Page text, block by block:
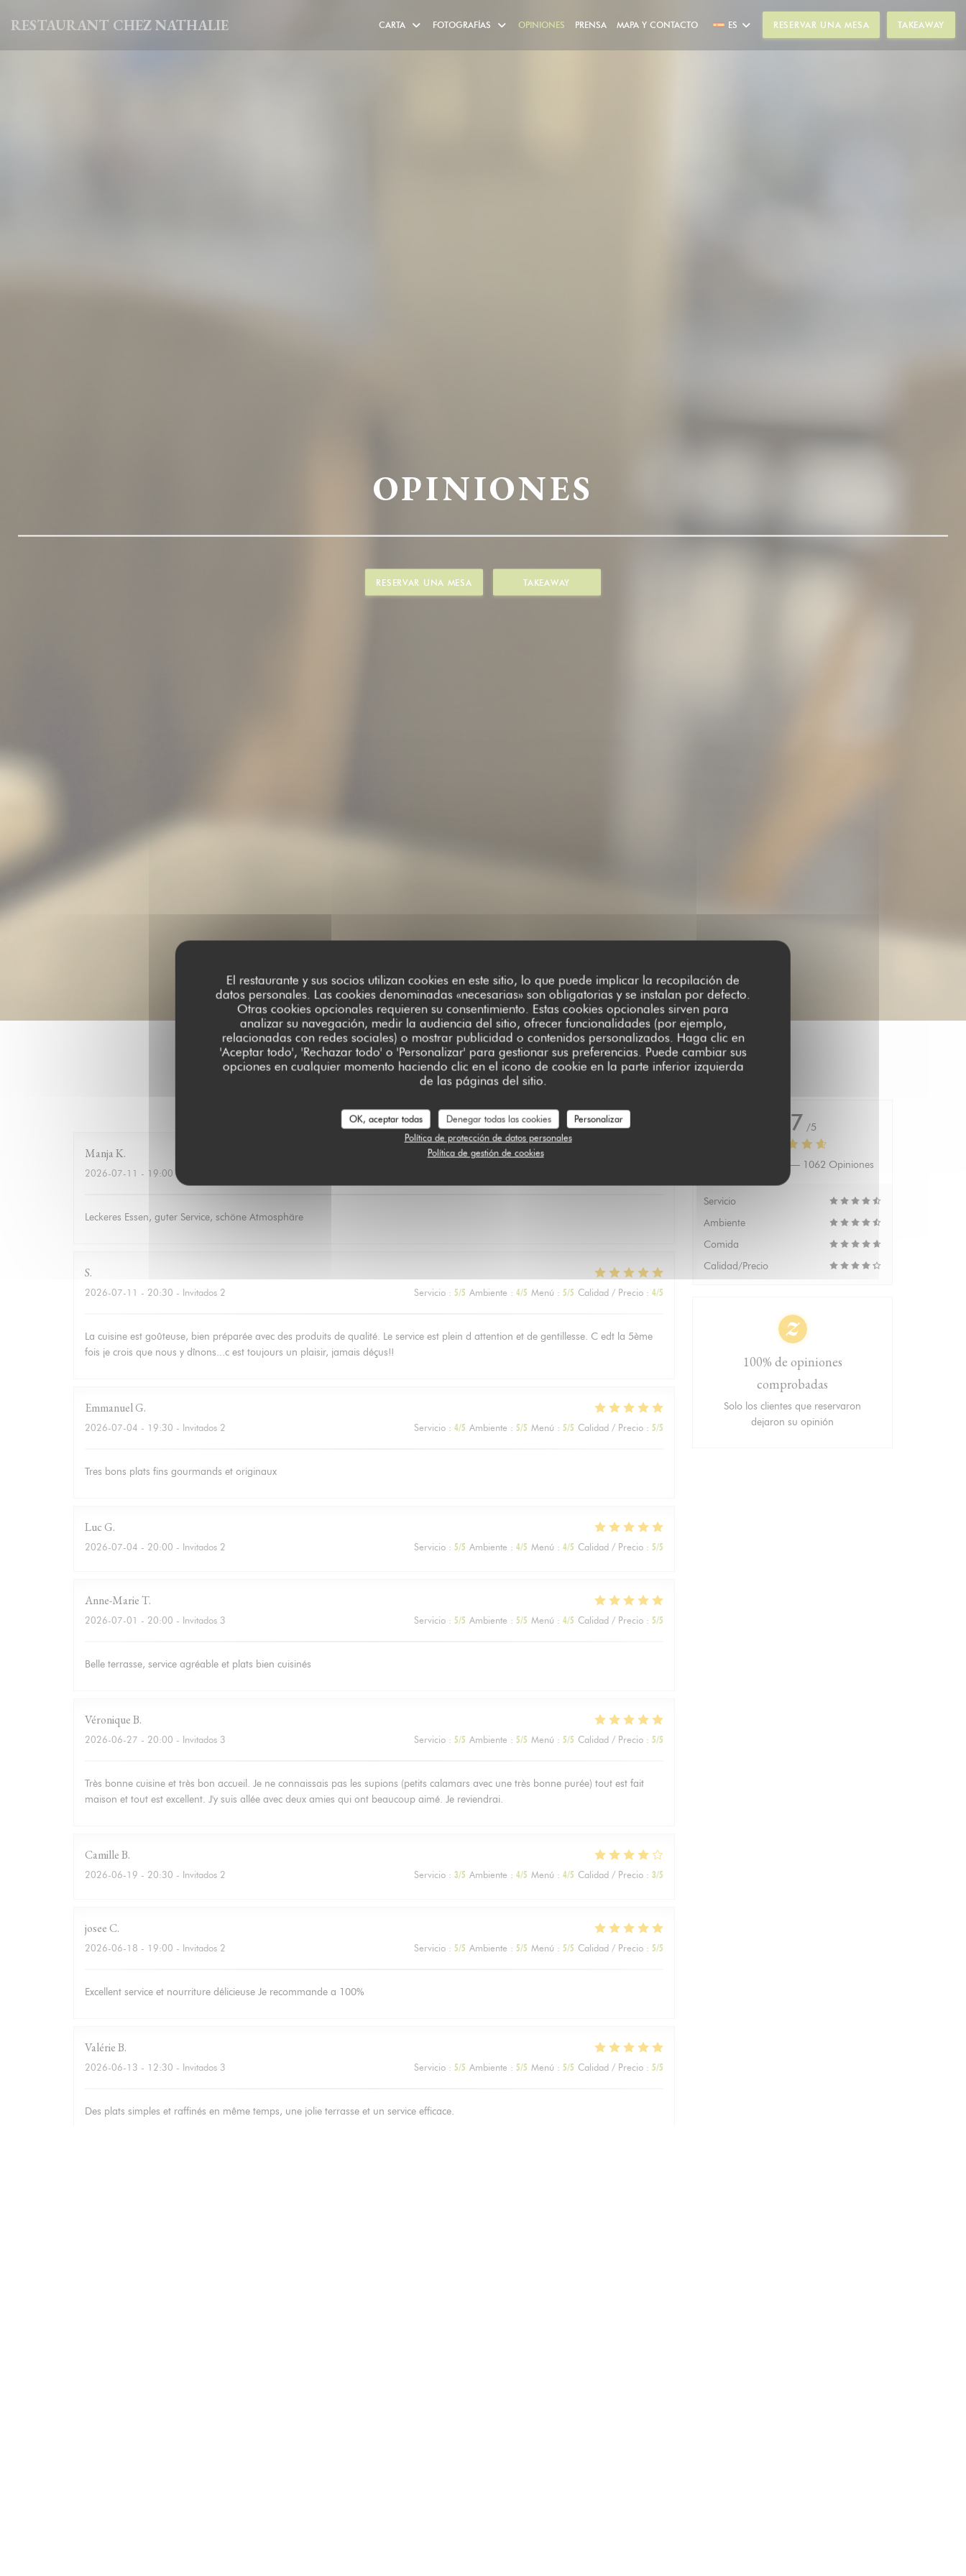
El restaurante y sus socios utilizan cookies en este sitio, lo que puede implicar la recopilación de
datos personales. Las cookies denominadas «necesarias» son obligatorias y se instalan por defecto.
Otras cookies opcionales requieren su consentimiento. Estas cookies opcionales sirven para
analizar su navegación, medir la audiencia del sitio, ofrecer funcionalidades (por ejemplo,
relacionadas con redes sociales) o mostrar publicidad o contenidos personalizados. Haga clic en
'Aceptar todo', 'Rechazar todo' o 'Personalizar' para gestionar sus preferencias. Puede cambiar sus
opciones en cualquier momento haciendo clic en el icono de cookie en la parte inferior izquierda
de las páginas del sitio.
OK, aceptar todas Denegar todas las cookies
Personalizar
Política de protección de datos personales
Política de gestión de cookies
RESTAURANT CHEZ NATHALIE CARTA FOTOGRAFÍAS OPINIONES PRENSA MAPA Y CONTACTO ES RESERVAR UNA MESA TAKEAWAY
OPINIONES
RESERVAR UNA MESA TAKEAWAY
Las opiniones de nuestros clientes
ManjaK
2026-07-11 - 19:00 - Invitados 10
Leckeres Essen, guter Service, schöne Atmosphäre
S
2026-07-11 - 20:30 - Invitados 2 Servicio : 5/5 Ambiente : 4/5 Menú : 5/5 Calidad / Precio : 4/5
La cuisine est goûteuse, bien préparée avec des produits de qualité. Le service est plein d attention et de gentillesse. C edt la 5ème
fois je crois que nous y dînons...c est toujours un plaisir, jamais déçus!!
EmmanuelG
2026-07-04 - 19:30 - Invitados 2 Servicio : 4/5 Ambiente : 5/5 Menú : 5/5 Calidad / Precio : 5/5
Tres bons plats fins gourmands et originaux
LucG
2026-07-04 - 20:00 - Invitados 2 Servicio : 5/5 Ambiente : 4/5 Menú : 4/5 Calidad / Precio : 5/5
Anne-MarieT
2026-07-01 - 20:00 - Invitados 3 Servicio : 5/5 Ambiente : 5/5 Menú : 4/5 Calidad / Precio : 5/5
Belle terrasse, service agréable et plats bien cuisinés
VéroniqueB
2026-06-27 - 20:00 - Invitados 3 Servicio : 5/5 Ambiente : 5/5 Menú : 5/5 Calidad / Precio : 5/5
Très bonne cuisine et très bon accueil. Je ne connaissais pas les supions (petits calamars avec une très bonne purée) tout est fait
maison et tout est excellent. J'y suis allée avec deux amies qui ont beaucoup aimé. Je reviendrai.
CamilleB
2026-06-19 - 20:30 - Invitados 2 Servicio : 3/5 Ambiente : 4/5 Menú : 4/5 Calidad / Precio : 3/5
joseeC
2026-06-18 - 19:00 - Invitados 2 Servicio : 5/5 Ambiente : 5/5 Menú : 5/5 Calidad / Precio : 5/5
Excellent service et nourriture délicieuse Je recommande a 100%
ValérieB
2026-06-13 - 12:30 - Invitados 3 Servicio : 5/5 Ambiente : 5/5 Menú : 5/5 Calidad / Precio : 5/5
Des plats simples et raffinés en même temps, une jolie terrasse et un service efficace.
4.7 /5
Valoración media — 1062 Opiniones
Servicio
Ambiente
Comida
Calidad/Precio
100% de opiniones
comprobadas
Solo los clientes que reservaron
dejaron su opinión